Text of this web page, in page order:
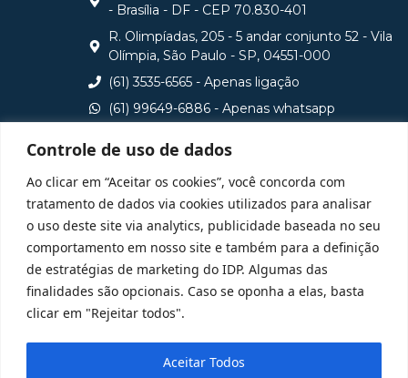
Controle de uso de dados
Ao clicar em “Aceitar os cookies”, você concorda com
tratamento de dados via cookies utilizados para analisar
o uso deste site via analytics, publicidade baseada no seu
comportamento em nosso site e também para a definição
de estratégias de marketing do IDP. Algumas das
finalidades são opcionais. Caso se oponha a elas, basta
clicar em "Rejeitar todos".
Aceitar Todos
- Brasília - DF - CEP 70.830-401
R. Olimpíadas, 205 - 5 andar conjunto 52 - Vila
Olímpia, São Paulo - SP, 04551-000
(61) 3535-6565 - Apenas ligação
(61) 99649-6886 - Apenas whatsapp
Consulte aqui o cadastro da Instituição no Sistema e-
MEC